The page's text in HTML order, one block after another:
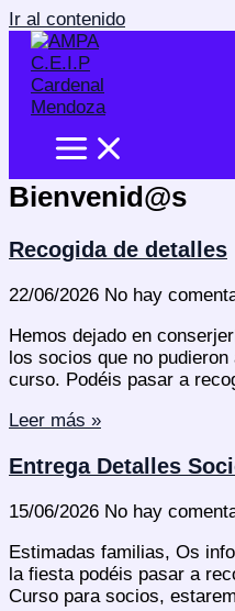
Ir al contenido
Bienvenid@s
Recogida de detalles
22/06/2026 No hay
Hemos dejado en
los socios que no
curso. Podéis pasar a
Leer más »
Entrega Detalles
15/06/2026 No hay
Estimadas familias, Os
la fiesta podéis pasar a
Curso para socios,